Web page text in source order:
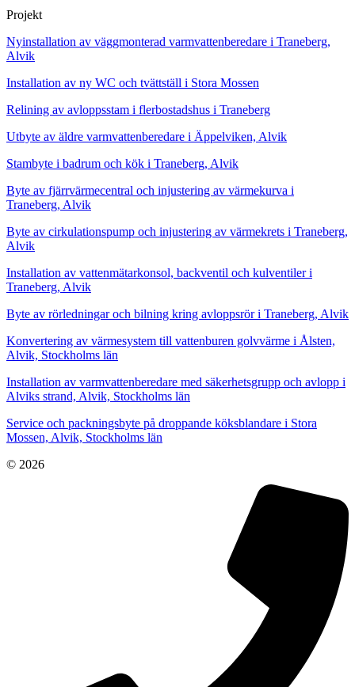
Projekt
Nyinstallation av väggmonterad varmvattenberedare i Traneberg,
Alvik
Installation av ny WC och tvättställ i Stora Mossen
Relining av avloppsstam i flerbostadshus i Traneberg
Utbyte av äldre varmvattenberedare i Äppelviken, Alvik
Stambyte i badrum och kök i Traneberg, Alvik
Byte av fjärrvärmecentral och injustering av värmekurva i
Traneberg, Alvik
Byte av cirkulationspump och injustering av värmekrets i Traneberg,
Alvik
Installation av vattenmätarkonsol, backventil och kulventiler i
Traneberg, Alvik
Byte av rörledningar och bilning kring avloppsrör i Traneberg, Alvik
Konvertering av värmesystem till vattenburen golvvärme i Ålsten,
Alvik, Stockholms län
Installation av varmvattenberedare med säkerhetsgrupp och avlopp i
Alviks strand, Alvik, Stockholms län
Service och packningsbyte på droppande köksblandare i Stora
Mossen, Alvik, Stockholms län
© 2026